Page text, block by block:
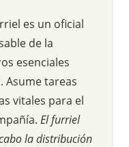
es un oficial
de la
esenciales
Asume tareas
vitales para el
El furriel
la distribución